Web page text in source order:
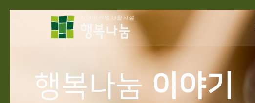
행복나눔 이야기